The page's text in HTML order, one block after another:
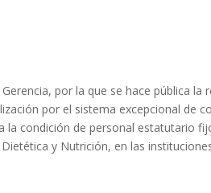
por la que se hace pública la
por el sistema excepcional de
la condición de personal estatutario
y Nutrición, en las